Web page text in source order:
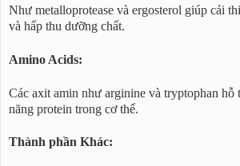
Như metalloprotease và ergosterol giúp cải
và hấp thu dưỡng chất.
Amino Acids:
Các axit amin như arginine và tryptophan hỗ
năng protein trong cơ thể.
Thành phần Khác: